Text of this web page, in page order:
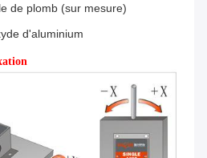
de plomb (sur mesure)
d'aluminium